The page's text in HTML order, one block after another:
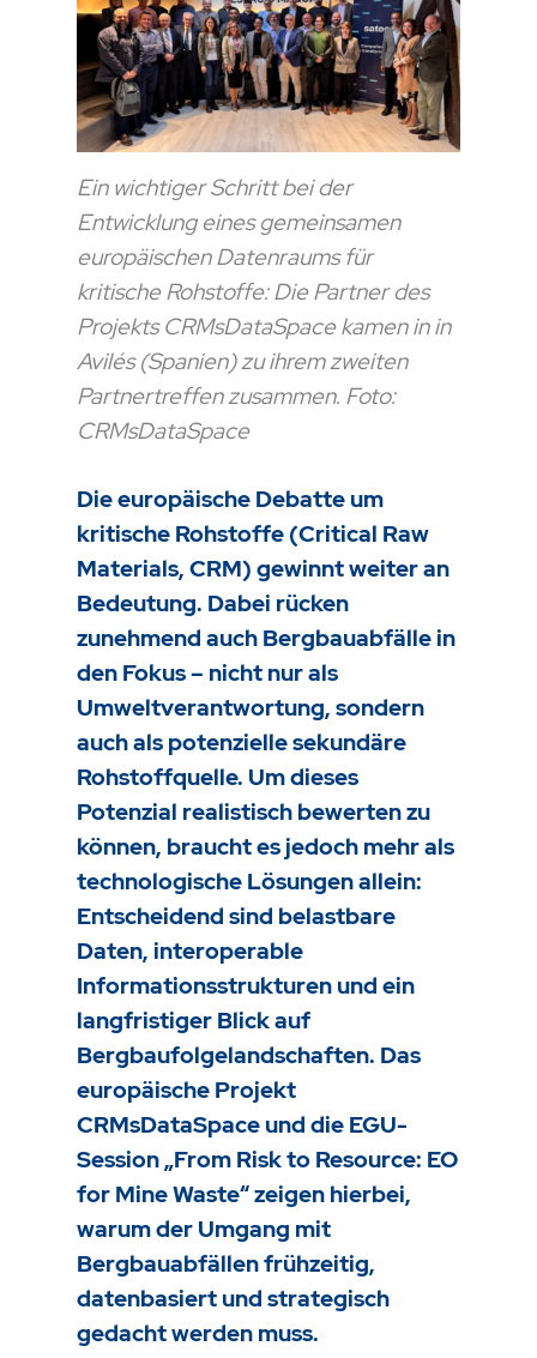
Ein wichtiger Schritt bei der
Entwicklung eines gemeinsamen
europäischen Datenraums für
kritische Rohstoffe: Die Partner des
Projekts CRMsDataSpace kamen in in
Avilés (Spanien) zu ihrem zweiten
Partnertreffen zusammen. Foto:
CRMsDataSpace
Die europäische Debatte um
kritische Rohstoffe (Critical Raw
Materials, CRM) gewinnt weiter an
Bedeutung. Dabei rücken
zunehmend auch Bergbauabfälle in
den Fokus – nicht nur als
Umweltverantwortung, sondern
auch als potenzielle sekundäre
Rohstoffquelle. Um dieses
Potenzial realistisch bewerten zu
können, braucht es jedoch mehr als
technologische Lösungen allein:
Entscheidend sind belastbare
Daten, interoperable
Informationsstrukturen und ein
langfristiger Blick auf
Bergbaufolgelandschaften. Das
europäische Projekt
CRMsDataSpace und die EGU-
Session „From Risk to Resource: EO
for Mine Waste“ zeigen hierbei,
warum der Umgang mit
Bergbauabfällen frühzeitig,
datenbasiert und strategisch
gedacht werden muss.